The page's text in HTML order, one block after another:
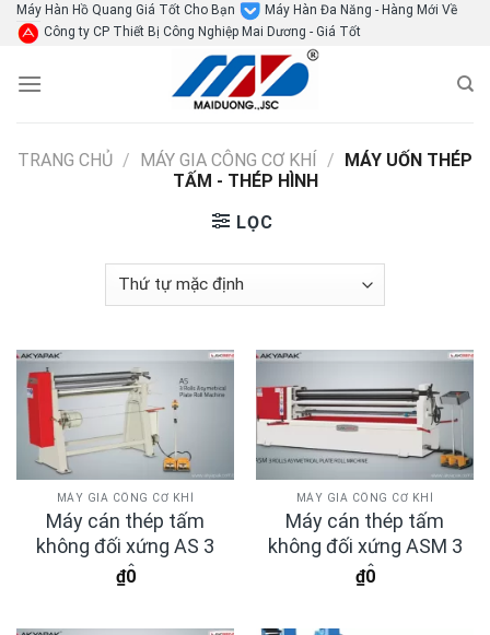
SkipMáy Hàn Hồ Quang Giá Tốt Cho Bạn
Máy Hàn Đa Năng - Hàng Mới Về
Công ty CP Thiết Bị Công Nghiệp Mai Dương - Giá Tốt
TRANG CHỦ / MÁY GIA CÔNG CƠ KHÍ / MÁY UỐN THÉP
TẤM - THÉP HÌNH
LỌC
MÁY GIA CÔNG CƠ KHÍ
Máy cán thép tấm
không đối xứng AS 3
cuộn
₫0
MÁY GIA CÔNG CƠ KHÍ
Máy cán thép tấm
không đối xứng ASM 3
cuộn
₫0